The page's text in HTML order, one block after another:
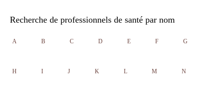
Recherche de professionnels de santé par nom
A B C D E F G
H I J K L M N